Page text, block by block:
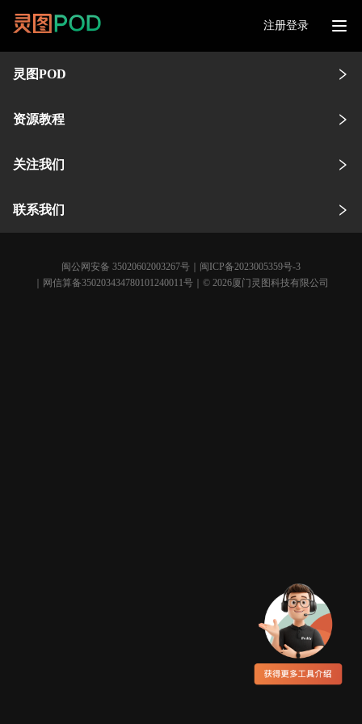
注册登录
灵图POD
资源教程
关注我们
联系我们
闽公网安备 35020602003267号
闽ICP备2023005359号-3
｜网信算备350203434780101240011号｜© 2026厦门灵图科技有限公司